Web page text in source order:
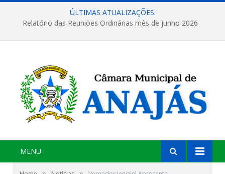
ÚLTIMAS ATUALIZAÇÕES:
Relatório das Reuniões Ordinárias mês de junho 2026
MENU